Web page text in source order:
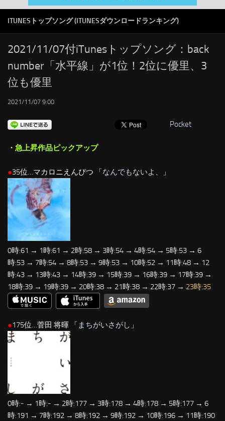
RSS
LINKS
ITUNESトップソング (ITUNESダウンロードランキング)
2021/11/07付iTunesトップソング：back
number「水平線」が1位！2位に優里、3
位も優里
2021/11/07 9:00
Pocket
・急上昇作品ピックアップ
●35位…マカロニえんぴつ 「なんでもないよ、 」
0時:61 → 1時:61 → 2時:58 → 3時:54 → 4時:54 → 5時:53 → 6
時:53 → 7時:54 → 8時:53 → 9時:53 → 10時:52 → 11時:48 → 12
時:43 → 13時:43 → 14時:39 → 15時:39 → 16時:39 → 17時:39 →
18時:39 → 19時:39 → 20時:38 → 21時:38 → 22時:37 → 23時:35
●175位…菅田 将暉 「 まちがいさがし 」
0時:- → 1時:- → 2時:177 → 3時:178 → 4時:178 → 5時:177 → 6
時:191 → 7時:192 → 8時:192 → 9時:192 → 10時:196 → 11時:190